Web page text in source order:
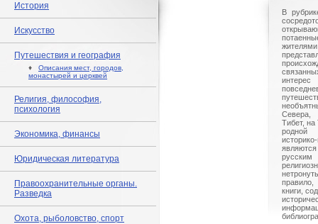
История
Искусство
Путешествия и география
♦ Описания мест, городов,
монастырей и церквей
Религия, философия,
психология
Экономика, финансы
Юридическая литература
Правоохранительные органы.
Разведка
Охота, рыболовство, спорт
В
Севера,
Тибет,
родной
правило,
книги,